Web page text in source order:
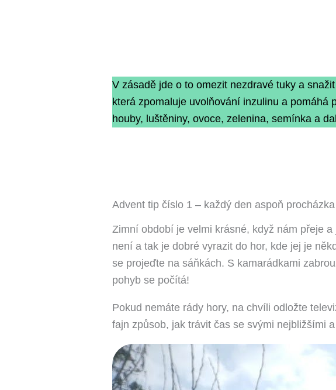
V zásadě jde o to omezit nezdravé tuky a
která zpomaluje uvolňování inzulinu a pomáhá
houby, luštěniny, ovoce, zelenina, semínka a
Advent tip číslo 1 – každý den aspoň procházka
Zimní období je velmi krásné, když nám přeje
není a tak je dobré vyrazit do hor, kde jej je
se projeďte na sáňkách. S kamarádkami
pohyb se počítá!
Pokud nemáte rády hory, na chvíli odložte
fajn způsob, jak trávit čas se svými nejbližšími